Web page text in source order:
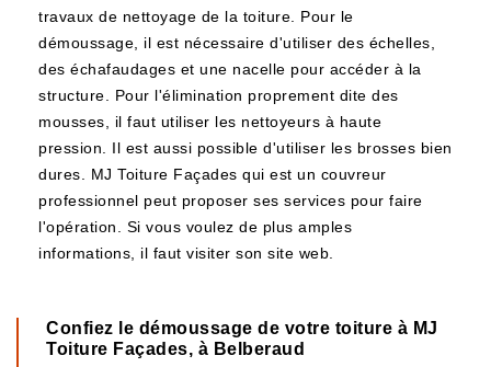
travaux de nettoyage de la toiture. Pour le
démoussage, il est nécessaire d'utiliser des échelles,
des échafaudages et une nacelle pour accéder à la
structure. Pour l'élimination proprement dite des
mousses, il faut utiliser les nettoyeurs à haute
pression. Il est aussi possible d'utiliser les brosses bien
dures. MJ Toiture Façades qui est un couvreur
professionnel peut proposer ses services pour faire
l'opération. Si vous voulez de plus amples
informations, il faut visiter son site web.
Confiez le démoussage de votre toiture à MJ
Toiture Façades, à Belberaud